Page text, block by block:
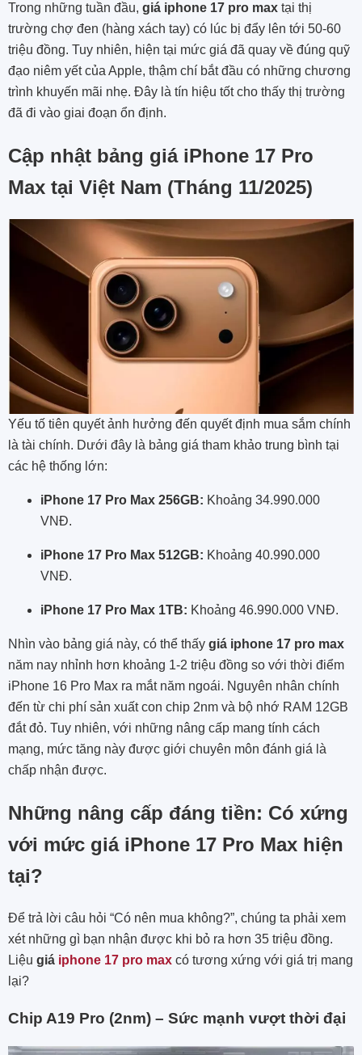
Trong những tuần đầu, giá iphone 17 pro max tại thị
trường chợ đen (hàng xách tay) có lúc bị đẩy lên tới 50-60
triệu đồng. Tuy nhiên, hiện tại mức giá đã quay về đúng quỹ
đạo niêm yết của Apple, thậm chí bắt đầu có những chương
trình khuyến mãi nhẹ. Đây là tín hiệu tốt cho thấy thị trường
đã đi vào giai đoạn ổn định.
Cập nhật bảng giá iPhone 17 Pro
Max tại Việt Nam (Tháng 11/2025)
Yếu tố tiên quyết ảnh hưởng đến quyết định mua sắm chính
là tài chính. Dưới đây là bảng giá tham khảo trung bình tại
các hệ thống lớn:
iPhone 17 Pro Max 256GB: Khoảng 34.990.000
VNĐ.
iPhone 17 Pro Max 512GB: Khoảng 40.990.000
VNĐ.
iPhone 17 Pro Max 1TB: Khoảng 46.990.000 VNĐ.
Nhìn vào bảng giá này, có thể thấy giá iphone 17 pro max
năm nay nhỉnh hơn khoảng 1-2 triệu đồng so với thời điểm
iPhone 16 Pro Max ra mắt năm ngoái. Nguyên nhân chính
đến từ chi phí sản xuất con chip 2nm và bộ nhớ RAM 12GB
đắt đỏ. Tuy nhiên, với những nâng cấp mang tính cách
mạng, mức tăng này được giới chuyên môn đánh giá là
chấp nhận được.
Những nâng cấp đáng tiền: Có xứng
với mức giá iPhone 17 Pro Max hiện
tại?
Để trả lời câu hỏi “Có nên mua không?”, chúng ta phải xem
xét những gì bạn nhận được khi bỏ ra hơn 35 triệu đồng.
Liệu giá iphone 17 pro max có tương xứng với giá trị mang
lại?
Chip A19 Pro (2nm) – Sức mạnh vượt thời đại